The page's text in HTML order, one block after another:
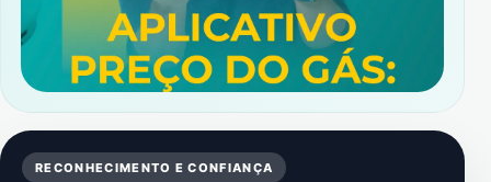
RECONHECIMENTO E CONFIANÇA